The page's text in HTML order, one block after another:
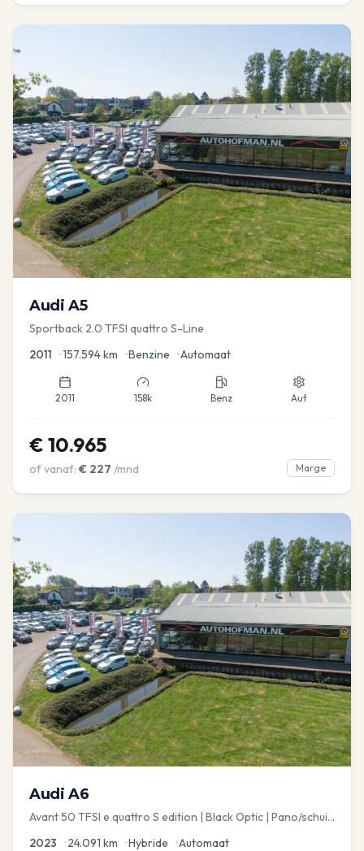
Audi A5
Sportback 2.0 TFSI quattro S-Line
2011 •157.594km •Benzine •Automaat
2011 158k Benz Aut
€ 10.965
of vanaf: € 227 /mnd Marge
Audi A6
Avant 50 TFSI e quattro S edition | Black Optic | Pano/schuif
2023 •24.091 km •Hybride •Automaat